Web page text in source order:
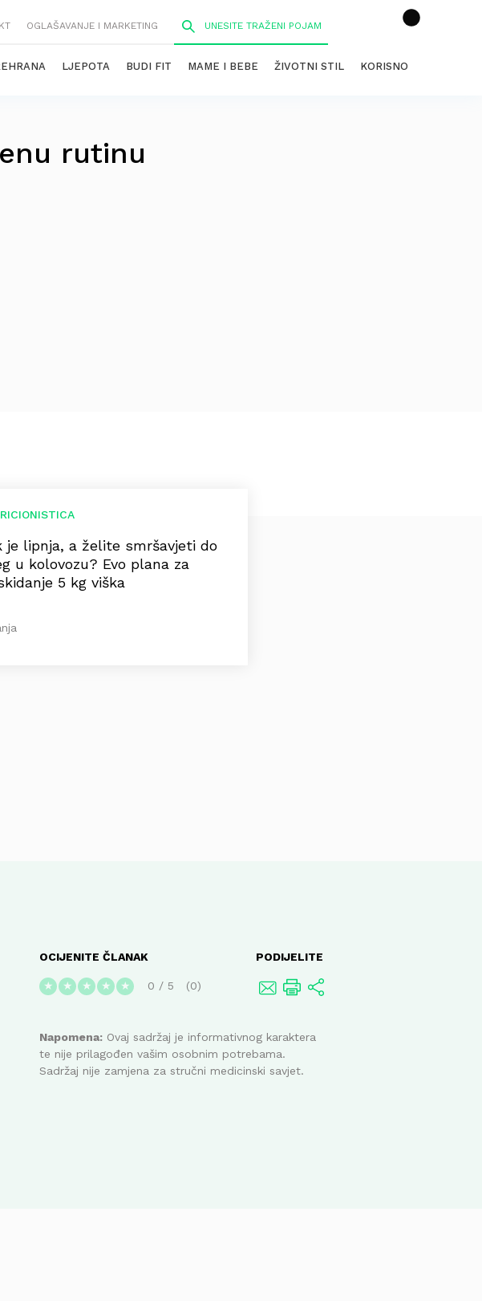
OGLAŠAVANJE I MARKETING
LJEPOTA BUDI FIT MAME I BEBE ŽIVOTNI STIL KORISNO
rutinu
je lipnja, a želite smršavjeti do
u kolovozu? Evo plana za
5 kg viška
OCIJENITE ČLANAK
★ ★ ★ ★ ★ 0 / 5 0
PODIJELITE
Napomena: Ovaj sadržaj je informativnog karaktera
te nije prilagođen vašim osobnim potrebama.
Sadržaj nije zamjena za stručni medicinski savjet.